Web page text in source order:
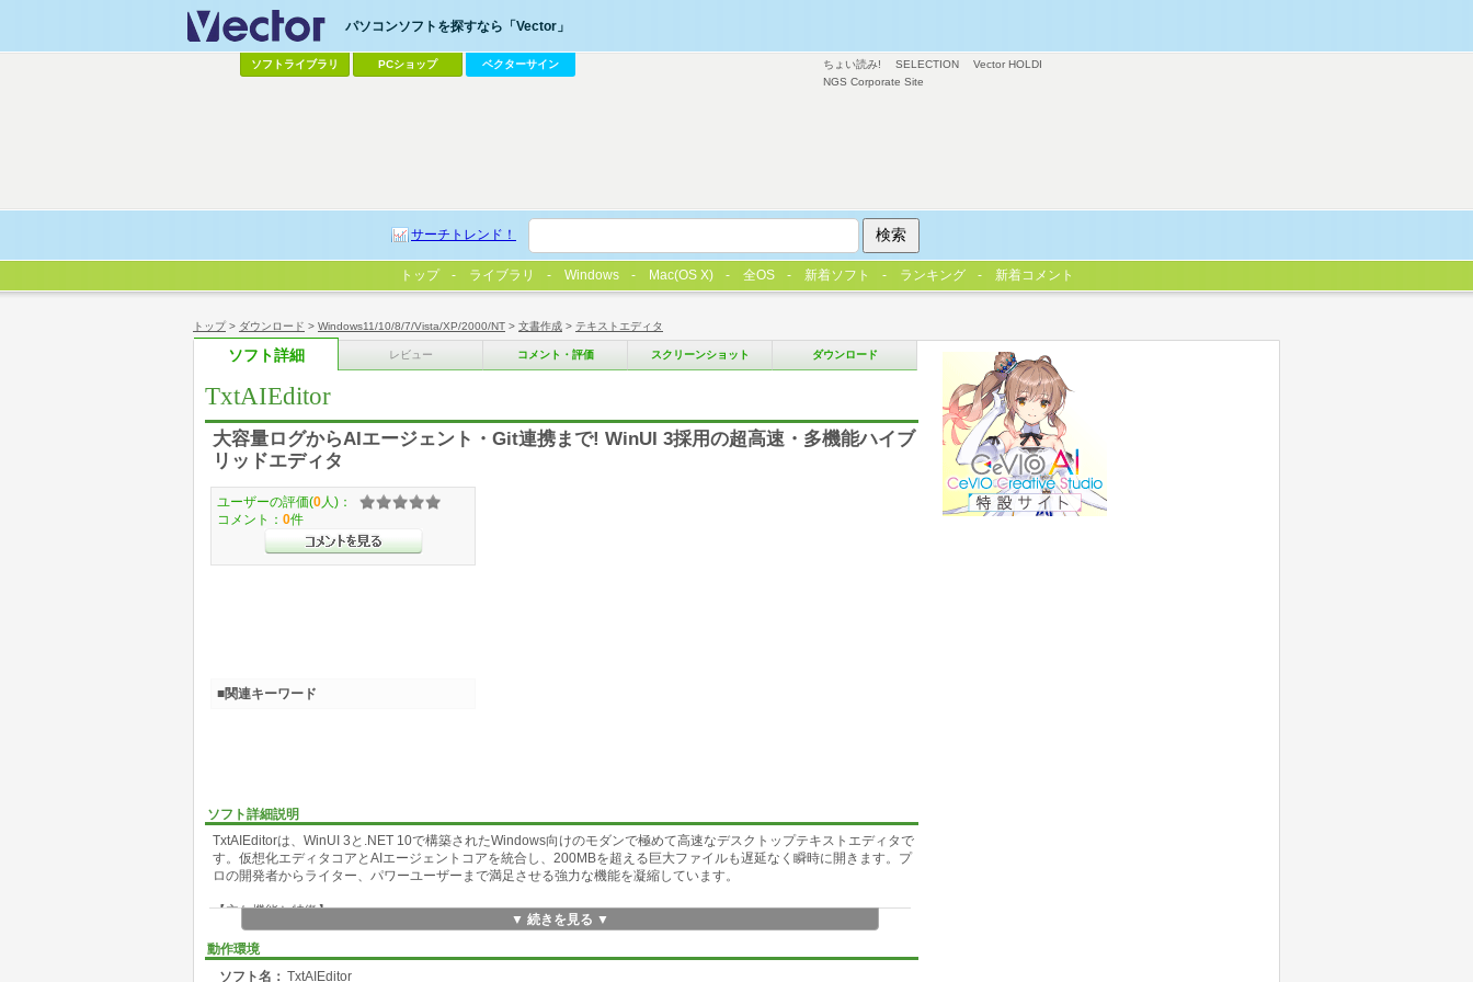
トップ> ダウンロード > Windows11/10/8/7/Vista/XP/2000/NT > 文書作成 > テキストエディタ
ソフト詳細 レビュー コメント・評価 スクリーンショット ダウンロード
TxtAIEditor
大容量ログからAIエージェント・Git連携まで! WinUI 3採用の超高速・多機能ハイブ
リッドエディタ
ソフト詳細説明
TxtAIEditorは、WinUI 3と.NET 10で構築されたWindows向けのモダンで極めて高速なデスクトップテキストエディタで
す。仮想化エディタコアとAIエージェントコアを統合し、200MBを超える巨大ファイルも遅延なく瞬時に開きます。プ
ロの開発者からライター、パワーユーザーまで満足させる強力な機能を凝縮しています。
【主な機能と特徴】
仮想化エディタコア: 200MB以上の大容量ファイルもゼロ遅延でロード。シンタックスハイライト、コード補完、マル
チカーソルに対応。
▼ 続きを見る ▼
動作環境
ソフト名： TxtAIEditor
ユーザーの評価(0 人)：
コメント： 0件
■関連キーワード
ちょい読み! SELECTION
Vector HOLDI
NGS Corporate Site
パソコンソフトを探すなら「Vector」
ソフトライブラリ PCショップ ベクターサイン
サーチトレンド！
トップ ライブラリ Windows Mac(OS X) 全OS 新着ソフト ランキング 新着コメント